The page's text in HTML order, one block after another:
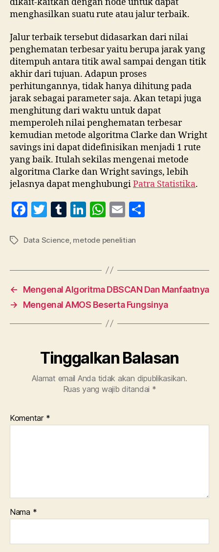
menghasilkan suatu rute atau jalur terbaik.
Jalur terbaik tersebut didasarkan dari nilai
penghematan terbesar yaitu berupa jarak yang
ditempuh antara titik awal sampai dengan titik
akhir dari tujuan. Adapun proses
perhitungannya, tidak hanya dihitung pada
jarak sebagai parameter saja. Akan tetapi juga
menghitung dari waktu untuk dapat
memperoleh nilai penghematan terbesar
kemudian metode algoritma Clarke dan Wright
savings ini dapat didefinisikan menjadi 1 rute
yang baik. Itulah sekilas mengenai metode
algoritma Clarke dan Wright savings, lebih
jelasnya dapat menghubungiPatra Statistika.
F
c
b
o
o
k
T
itt
T
m
r
Li
k
dI
n
W
at
A
p
p
E
ai
Tag Data Science, metode penelitian
←
Mengenal Algoritma DBSCAN Dan Manfaatnya
→
Mengenal AMOS Beserta Fungsinya
Tinggalkan Balasan
Alamat email Anda tidak akan dipublikasikan.
Ruas yang wajib ditandai *
Komentar *
Nama *